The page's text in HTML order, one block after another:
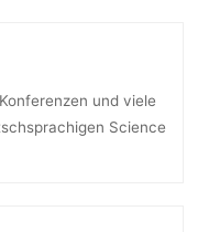
und viele
Science